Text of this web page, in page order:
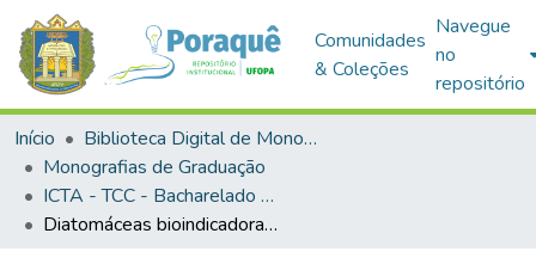
Comunidades
& Coleções
Navegue
no
repositório
Início
Biblioteca Digital de Monografias (BDM)
Monografias de Graduação
ICTA - TCC - Bacharelado em Engenharia Sanitária e Ambiental
Diatomáceas bioindicadoras de qualidade da água no Lago do Juá – Santarém/PA